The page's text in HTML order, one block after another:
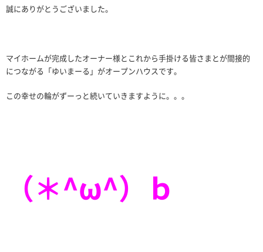
誠にありがとうございました。
マイホームが完成したオーナー様とこれから手掛ける皆さまとが間接的
につながる「ゆいまーる」がオープンハウスです。
この幸せの輪がずーっと続いていきますように。。。
（＊^ω^）ｂ